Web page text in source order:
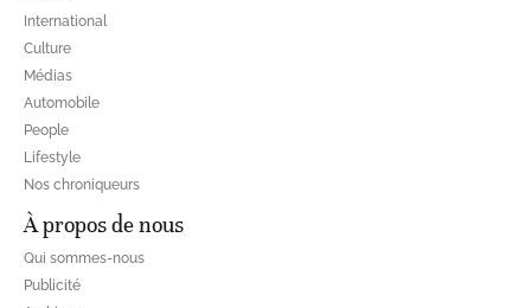
International
Culture
Médias
Automobile
People
Lifestyle
Nos chroniqueurs
À propos de nous
Qui sommes-nous
Publicité